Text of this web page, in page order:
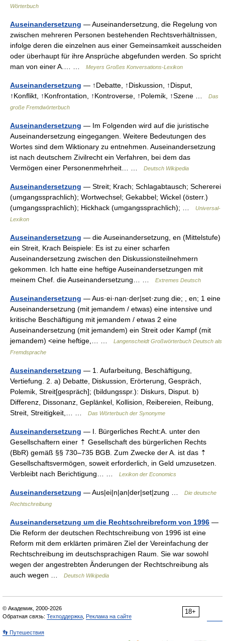
Wörterbuch
Auseinandersetzung — Auseinandersetzung, die Regelung von
zwischen mehreren Personen bestehenden Rechtsverhältnissen,
infolge deren die einzelnen aus einer Gemeinsamkeit ausscheiden
oder überhaupt für ihre Ansprüche abgefunden werden. So spricht
man von einer A.… …
Meyers Großes Konversations-Lexikon
Auseinandersetzung — ↑Debatte, ↑Diskussion, ↑Disput,
↑Konflikt, ↑Konfrontation, ↑Kontroverse, ↑Polemik, ↑Szene …
Das
große Fremdwörterbuch
Auseinandersetzung — Im Folgenden wird auf die juristische
Auseinandersetzung eingegangen. Weitere Bedeutungen des
Wortes sind dem Wiktionary zu entnehmen. Auseinandersetzung
ist nach deutschem Zivilrecht ein Verfahren, bei dem das
Vermögen einer Personenmehrheit… …
Deutsch Wikipedia
Auseinandersetzung — Streit; Krach; Schlagabtausch; Schererei
(umgangssprachlich); Wortwechsel; Gekabbel; Wickel (österr.)
(umgangssprachlich); Hickhack (umgangssprachlich); …
Universal-
Lexikon
Auseinandersetzung — die Auseinandersetzung, en (Mittelstufe)
ein Streit, Krach Beispiele: Es ist zu einer scharfen
Auseinandersetzung zwischen den Diskussionsteilnehmern
gekommen. Ich hatte eine heftige Auseinandersetzungen mit
meinem Chef. die Auseinandersetzung… …
Extremes Deutsch
Auseinandersetzung — Aus·ei·nạn·der|set·zung die; , en; 1 eine
Auseinandersetzung (mit jemandem / etwas) eine intensive und
kritische Beschäftigung mit jemandem / etwas 2 eine
Auseinandersetzung (mit jemandem) ein Streit oder Kampf (mit
jemandem) <eine heftige,… …
Langenscheidt Großwörterbuch Deutsch als
Fremdsprache
Auseinandersetzung — 1. Aufarbeitung, Beschäftigung,
Vertiefung. 2. a) Debatte, Diskussion, Erörterung, Gespräch,
Polemik, Streit[gespräch]; (bildungsspr.): Diskurs, Disput. b)
Differenz, Dissonanz, Geplänkel, Kollision, Reibereien, Reibung,
Streit, Streitigkeit,… …
Das Wörterbuch der Synonyme
Auseinandersetzung — I. Bürgerliches Recht:A. unter den
Gesellschaftern einer ⇡ Gesellschaft des bürgerlichen Rechts
(BbR) gemäß §§ 730–735 BGB. Zum Zwecke der A. ist das ⇡
Gesellschaftsvermögen, soweit erforderlich, in Geld umzusetzen.
Verbleibt nach Berichtigung… …
Lexikon der Economics
Auseinandersetzung — Aus|ei|n|ạn|der|set|zung …
Die deutsche
Rechtschreibung
Auseinandersetzung um die Rechtschreibreform von 1996 —
Die Reform der deutschen Rechtschreibung von 1996 ist eine
Reform mit dem erklärten primären Ziel der Vereinfachung der
Rechtschreibung im deutschsprachigen Raum. Sie war sowohl
wegen der angestrebten Änderungen der Rechtschreibung als
auch wegen …
Deutsch Wikipedia
18+
© Академик, 2000-2026
Обратная связь: Техподдержка Реклама на сайте
👣 Путешествия